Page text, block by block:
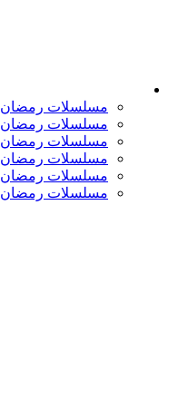
مسلسلات رمضان 2026
مسلسلات رمضان 2025
مسلسلات رمضان 2024
مسلسلات رمضان 2023
مسلسلات رمضان 2022
مسلسلات رمضان 2021